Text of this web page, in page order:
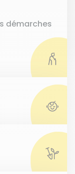
démarches